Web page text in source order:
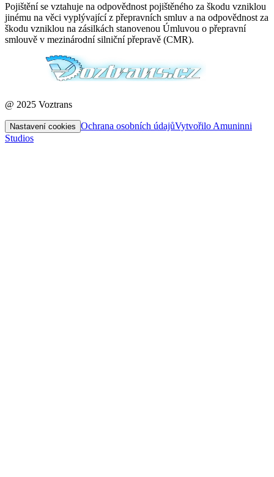
Pojištění se vztahuje na odpovědnost pojištěného za škodu vzniklou
jinému na věci vyplývající z přepravních smluv a na odpovědnost za
škodu vzniklou na zásilkách stanovenou Úmluvou o přepravní
smlouvě v mezinárodní silniční přepravě (CMR).
@ 2025 Voztrans
Nastavení cookies Ochrana osobních údajůVytvořilo Amuninni
Studios